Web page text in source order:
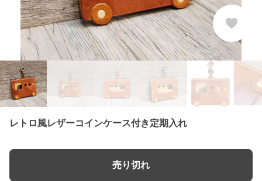
レトロ風レザーコインケース付き定期入れ
売り切れ